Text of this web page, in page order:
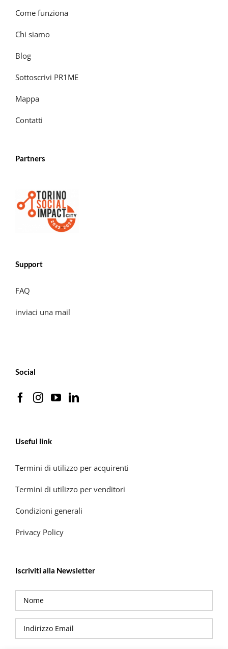
Come funziona
Chi siamo
Blog
Sottoscrivi PR1ME
Mappa
Contatti
Partners
Support
FAQ
inviaci una mail
Social
Useful link
Termini di utilizzo per acquirenti
Termini di utilizzo per venditori
Condizioni generali
Privacy Policy
Iscriviti alla Newsletter